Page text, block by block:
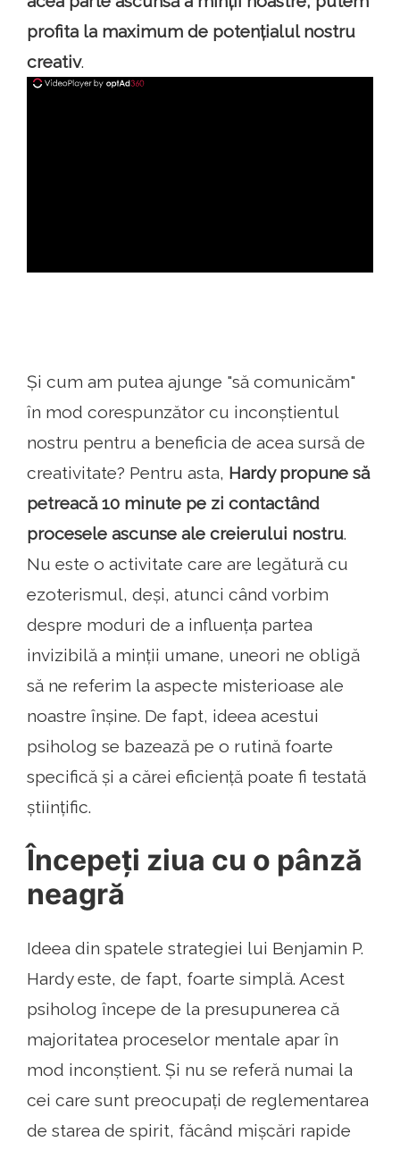
profita la maximum de potențialul nostru
creativ.
Și cum am putea ajunge "să comunicăm"
în mod corespunzător cu inconștientul
nostru pentru a beneficia de acea sursă de
creativitate? Pentru asta, Hardy propune să
petreacă 10 minute pe zi contactând
procesele ascunse ale creierului nostru.
Nu este o activitate care are legătură cu
ezoterismul, deși, atunci când vorbim
despre moduri de a influența partea
invizibilă a minții umane, uneori ne obligă
să ne referim la aspecte misterioase ale
noastre înșine. De fapt, ideea acestui
psiholog se bazează pe o rutină foarte
specifică și a cărei eficiență poate fi testată
științific.
Începeți ziua cu o pânză
neagră
Ideea din spatele strategiei lui Benjamin P.
Hardy este, de fapt, foarte simplă. Acest
psiholog începe de la presupunerea că
majoritatea proceselor mentale apar în
mod inconștient. Și nu se referă numai la
cei care sunt preocupați de reglementarea
de starea de spirit, făcând mișcări rapide